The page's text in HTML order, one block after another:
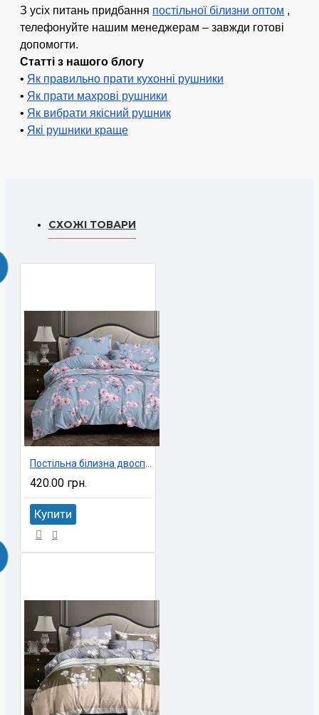
З усіх питань придбання постільної білизни оптом ,
телефонуйте нашим менеджерам – завжди готові
допомогти.
Статті з нашого блогу
• Як правильно прати кухонні рушники
• Як прати махрові рушники
• Як вибрати якісний рушник
• Які рушники краще
СХОЖІ ТОВАРИ
Постільна білизна двоспальне економ 180х220 см Ninel арт. UXT-3069
420.00 грн.
Купити